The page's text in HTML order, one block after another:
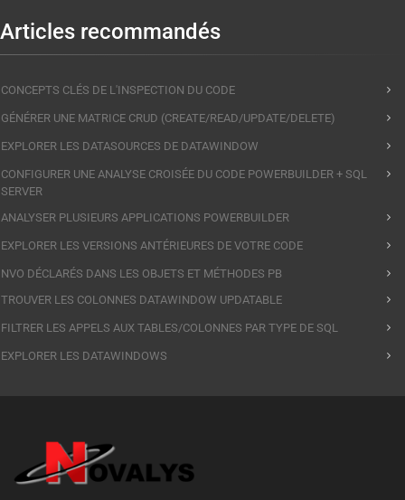
Articles recommandés
CONCEPTS CLÉS DE L'INSPECTION DU CODE
GÉNÉRER UNE MATRICE CRUD (CREATE/READ/UPDATE/DELETE)
EXPLORER LES DATASOURCES DE DATAWINDOW
CONFIGURER UNE ANALYSE CROISÉE DU CODE POWERBUILDER + SQL
SERVER
ANALYSER PLUSIEURS APPLICATIONS POWERBUILDER
EXPLORER LES VERSIONS ANTÉRIEURES DE VOTRE CODE
NVO DÉCLARÉS DANS LES OBJETS ET MÉTHODES PB
TROUVER LES COLONNES DATAWINDOW UPDATABLE
FILTRER LES APPELS AUX TABLES/COLONNES PAR TYPE DE SQL
EXPLORER LES DATAWINDOWS